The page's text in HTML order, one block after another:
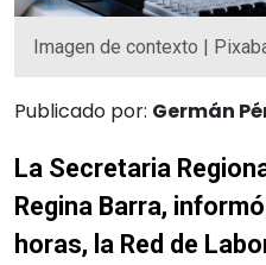
Imagen de contexto |
Publicado por: Germán
La Secretaria
Regina Barra,
horas, la Red de